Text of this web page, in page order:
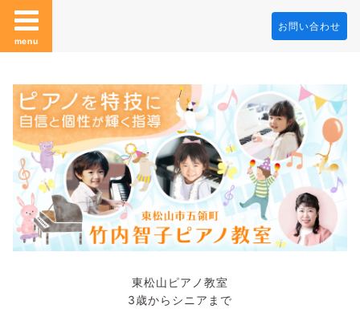
menu
お問い合わせ
東松山ピアノ教室
3歳からシニアまで